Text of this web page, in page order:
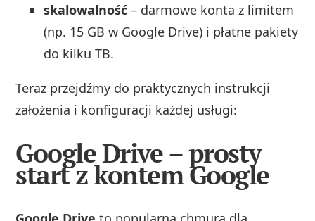
skalowalność – darmowe konta z limitem
(np. 15 GB w Google Drive) i płatne pakiety
do kilku TB.
Teraz przejdźmy do praktycznych instrukcji
założenia i konfiguracji każdej usługi:
Google Drive – prosty
start z kontem Google